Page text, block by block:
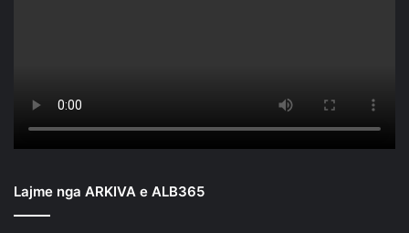
Lajme nga ARKIVA e ALB365